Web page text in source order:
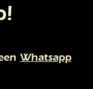
Whatsapp